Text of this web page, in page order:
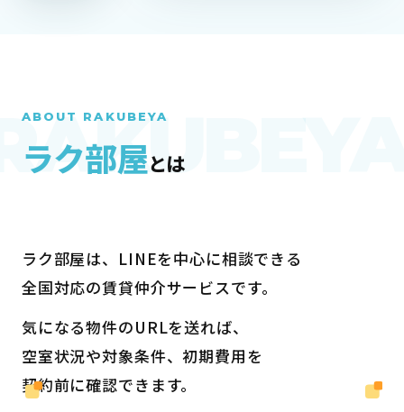
ABOUT RAKUBEYA
ラク部屋とは
ラク部屋は、LINEを中心に相談できる
全国対応の賃貸仲介サービスです。
気になる物件のURLを送れば、
空室状況や対象条件、初期費用を
契約前に確認できます。